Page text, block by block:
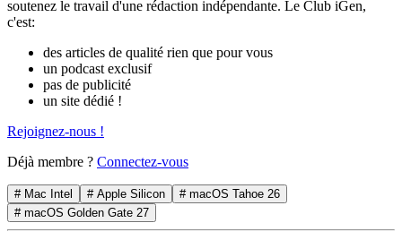
soutenez le travail d'une rédaction indépendante. Le Club iGen,
c'est:
des articles de qualité rien que pour vous
un podcast exclusif
pas de publicité
un site dédié !
Rejoignez-nous !
Déjà membre ? Connectez-vous
# Mac Intel # Apple Silicon
# macOS Tahoe 26
# macOS Golden Gate 27